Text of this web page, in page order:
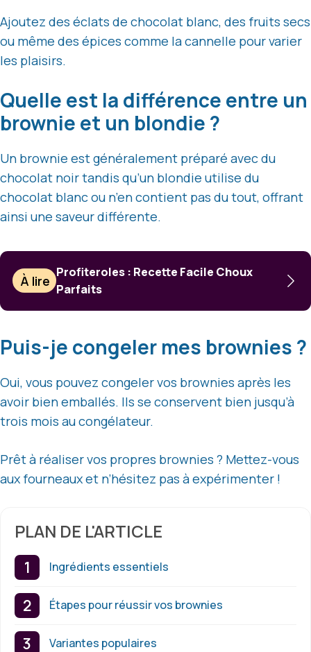
Ajoutez des éclats de chocolat blanc, des fruits secs
ou même des épices comme la cannelle pour varier
les plaisirs.
Quelle est la différence entre un
brownie et un blondie ?
Un brownie est généralement préparé avec du
chocolat noir tandis qu’un blondie utilise du
chocolat blanc ou n’en contient pas du tout, offrant
ainsi une saveur différente.
À lire
Profiteroles : Recette Facile Choux
Parfaits
Puis-je congeler mes brownies ?
Oui, vous pouvez congeler vos brownies après les
avoir bien emballés. Ils se conservent bien jusqu’à
trois mois au congélateur.
Prêt à réaliser vos propres brownies ? Mettez-vous
aux fourneaux et n’hésitez pas à expérimenter !
PLAN DE L'ARTICLE
Ingrédients essentiels
Étapes pour réussir vos brownies
Variantes populaires